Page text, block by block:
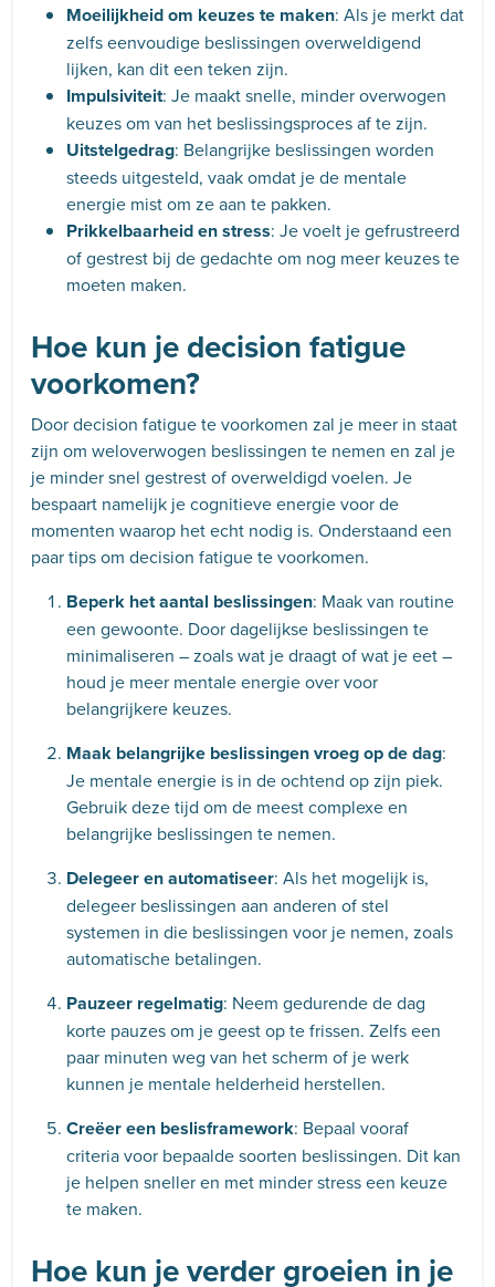
Moeilijkheid om keuzes te maken: Als je merkt dat
zelfs eenvoudige beslissingen overweldigend
lijken, kan dit een teken zijn.
Impulsiviteit: Je maakt snelle, minder overwogen
keuzes om van het beslissingsproces af te zijn.
Uitstelgedrag: Belangrijke beslissingen worden
steeds uitgesteld, vaak omdat je de mentale
energie mist om ze aan te pakken.
Prikkelbaarheid en stress: Je voelt je gefrustreerd
of gestrest bij de gedachte om nog meer keuzes te
moeten maken.
Hoe kun je decision fatigue
voorkomen?
Door decision fatigue te voorkomen zal je meer in staat
zijn om weloverwogen beslissingen te nemen en zal je
je minder snel gestrest of overweldigd voelen. Je
bespaart namelijk je cognitieve energie voor de
momenten waarop het echt nodig is. Onderstaand een
paar tips om decision fatigue te voorkomen.
Beperk het aantal beslissingen: Maak van routine
een gewoonte. Door dagelijkse beslissingen te
minimaliseren – zoals wat je draagt of wat je eet –
houd je meer mentale energie over voor
belangrijkere keuzes.
Maak belangrijke beslissingen vroeg op de dag:
Je mentale energie is in de ochtend op zijn piek.
Gebruik deze tijd om de meest complexe en
belangrijke beslissingen te nemen.
Delegeer en automatiseer: Als het mogelijk is,
delegeer beslissingen aan anderen of stel
systemen in die beslissingen voor je nemen, zoals
automatische betalingen.
Pauzeer regelmatig: Neem gedurende de dag
korte pauzes om je geest op te frissen. Zelfs een
paar minuten weg van het scherm of je werk
kunnen je mentale helderheid herstellen.
Creëer een beslisframework: Bepaal vooraf
criteria voor bepaalde soorten beslissingen. Dit kan
je helpen sneller en met minder stress een keuze
te maken.
Hoe kun je verder groeien in je